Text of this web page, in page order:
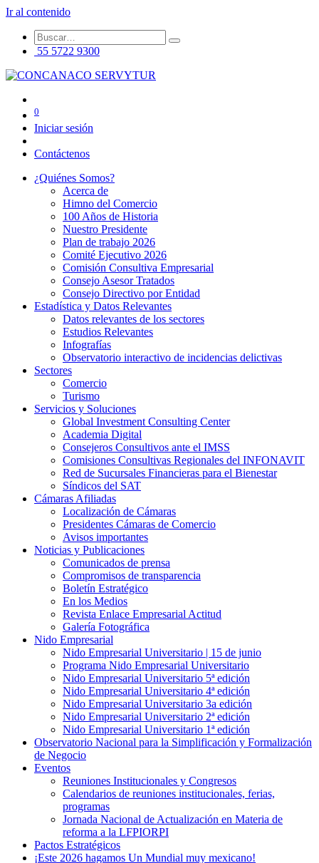
Ir al contenido
55 5722 9300
0
Iniciar sesión
Contáctenos
¿Quiénes Somos?
Acerca de
Himno del Comercio
100 Años de Historia
Nuestro Presidente
Plan de trabajo 2026
Comité Ejecutivo 2026
Comisión Consultiva Empresarial
Consejo Asesor Tratados
Consejo Directivo por Entidad
Estadística y Datos Relevantes
Datos relevantes de los sectores
Estudios Relevantes
Infografías
Observatorio interactivo de incidencias delictivas
Sectores
Comercio
Turismo
Servicios y Soluciones
Global Investment Consulting Center
Academia Digital
Consejeros Consultivos ante el IMSS
Comisiones Consultivas Regionales del INFONAVIT
Red de Sucursales Financieras para el Bienestar
Síndicos del SAT
Cámaras Afiliadas
Localización de Cámaras
Presidentes Cámaras de Comercio
Avisos importantes
Noticias y Publicaciones
Comunicados de prensa
Compromisos de transparencia
Boletín Estratégico
En los Medios
Revista Enlace Empresarial Actitud
Galería Fotográfica
Nido Empresarial
Nido Empresarial Universitario | 15 de junio
Programa Nido Empresarial Universitario
Nido Empresarial Universitario 5ª edición
Nido Empresarial Universitario 4ª edición
Nido Empresarial Universitario 3a edición
Nido Empresarial Universitario 2ª edición
Nido Empresarial Universitario 1ª edición
Observatorio Nacional para la Simplificación y Formalización
de Negocio
Eventos
Reuniones Institucionales y Congresos
Calendarios de reuniones institucionales, ferias,
programas
Jornada Nacional de Actualización en Materia de
reforma a la LFPIORPI
Pactos Estratégicos
¡Este 2026 hagamos Un Mundial muy mexicano!